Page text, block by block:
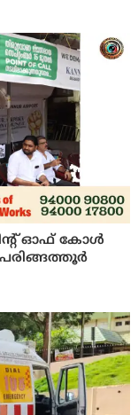
ഓഫ് കോൾ